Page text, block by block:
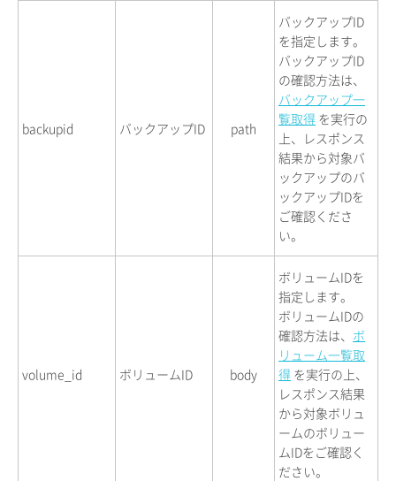
backupid バックアップID path
バックアップID
を指定します。
バックアップID
の確認方法は、
バックアップ一
覧取得 を実行の
上、レスポンス
結果から対象バ
ックアップのバ
ックアップIDを
ご確認くださ
い。
volume_id ボリュームID body
ボリュームIDを
指定します。
ボリュームIDの
確認方法は、 ボ
リューム一覧取
得 を実行の上、
レスポンス結果
から対象ボリュ
ームのボリュー
ムIDをご確認く
ださい。